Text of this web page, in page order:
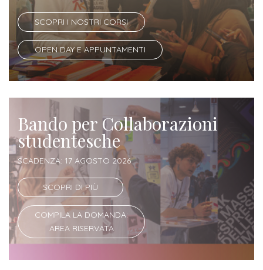
SCOPRI I NOSTRI CORSI
OPEN DAY E APPUNTAMENTI
Bando per Collaborazioni
studentesche
SCADENZA: 17 AGOSTO 2026
SCOPRI DI PIÙ
COMPILA LA DOMANDA:
AREA RISERVATA